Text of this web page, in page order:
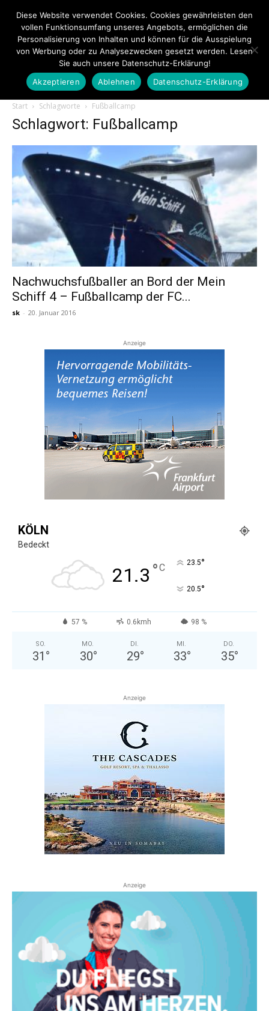
Touristiknews.de
Touristiknews
und
Reiseempfehlungen.
Start Schlagworte Fußballcamp
Schlagwort: Fußballcamp
Nachwuchsfußballer an Bord der Mein
Schiff 4 – Fußballcamp der FC...
sk - 20. Januar 2016
Anzeige
KÖLN
Bedeckt
21.3 °C 23.5°
20.5°
57 % 0.6kmh 98 %
SO.
31 °
MO.
30°
DI.
29°
MI.
33°
DO.
35°
Anzeige
Anzeige
Diese Website verwendet Cookies. Cookies gewährleisten den
vollen Funktionsumfang unseres Angebots, ermöglichen die
Personalisierung von Inhalten und können für die Ausspielung
von Werbung oder zu Analysezwecken gesetzt werden. Lesen
Sie auch unsere Datenschutz-Erklärung!
Akzeptieren
Ablehnen Datenschutz-Erklärung